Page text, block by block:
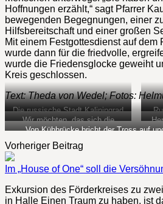
Hoffnungen erzählt,“ sagt Pfarrer
bewegenden Begegnungen, einer
Hilfsbereitschaft und einer großen
Mit einem Festgottesdienst auf dem
wurde dann für die friedvolle,
wurde die Friedensglocke geweiht
Kreis geschlossen.
Text: Theda von Wedel; Fotos:
Die russische Stadt Kaliningrad
erreicht der Tross ganz ohne
bürokratische Mühen
Wir möchten, das sich die
Europäer wieder besser
Haseloff, Chef des Trecks
Von Kühbrücke bricht der Tross auf
Vorheriger Beitrag
Im „House of One“ soll die
Exkursion des Förderkreises zu
in Halle Einen Traum zu haben, ist